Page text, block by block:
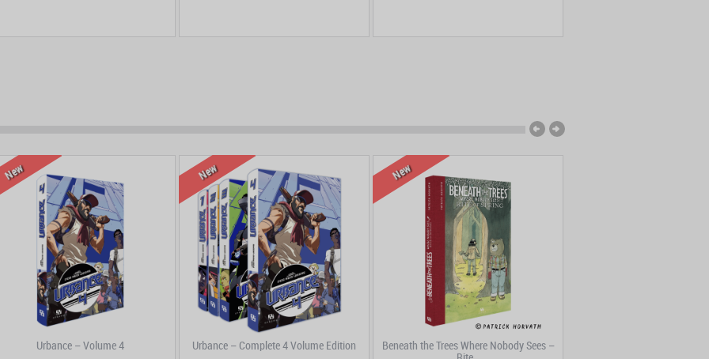
New
Urbance – Volume 4
New
Urbance – Complete 4 Volume Edition
New
Beneath the Trees Where Nobody Sees –